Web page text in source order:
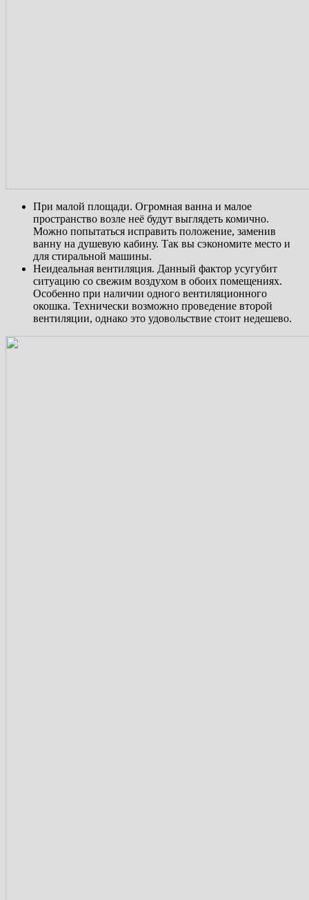
При малой площади. Огромная ванна и малое
пространство возле неё будут выглядеть комично.
Можно попытаться исправить положение, заменив
ванну на душевую кабину. Так вы сэкономите место и
для стиральной машины.
Неидеальная вентиляция. Данный фактор усугубит
ситуацию со свежим воздухом в обоих помещениях.
Особенно при наличии одного вентиляционного
окошка. Технически возможно проведение второй
вентиляции, однако это удовольствие стоит недешево.